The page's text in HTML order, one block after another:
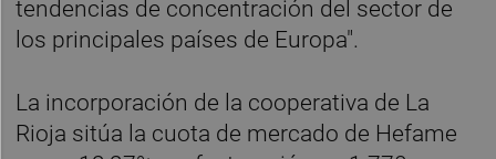
tendencias de concentración del sector de
los principales países de Europa".
La incorporación de la cooperativa de La
Rioja sitúa la cuota de mercado de Hefame